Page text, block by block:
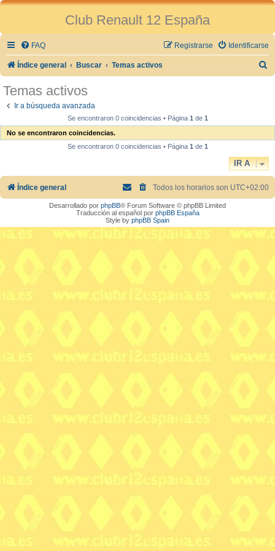
Club Renault 12 España
FAQ Identificarse
Registrarse
Índice general Buscar Temas activos
a
Temas activos
Ir a búsqueda avanzada
Se encontraron 0 coincidencias • Página 1de 1
No se encontraron coincidencias.
Se encontraron 0 coincidencias • Página 1de 1
IR A
Índice general Todos los horarios son UTC+02:00
Desarrollado por phpBB® Forum Software © phpBB Limited
Traducción al español por phpBB España
Style by phpBB Spain